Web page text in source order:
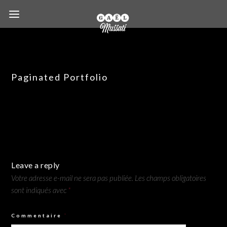
Paginated Portfolio
Leave a reply
Votre adresse e-mail ne sera pas publiée. Les champs obligatoires
sont indiqués avec *
Commentaire *